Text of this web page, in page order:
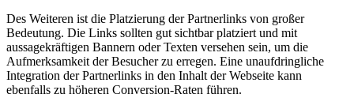
Des‍ Weiteren ist die Platzierung der Partnerlinks von großer
Bedeutung. Die Links sollten gut sichtbar platziert und mit
aussagekräftigen Bannern oder Texten versehen⁢ sein, um die
Aufmerksamkeit der Besucher⁢ zu erregen. Eine⁣ unaufdringliche‌
Integration der Partnerlinks in den ⁤Inhalt der‌ Webseite kann
ebenfalls zu höheren Conversion-Raten führen.